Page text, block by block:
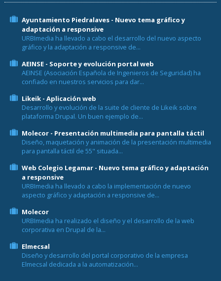
Ayuntamiento Piedralaves - Nuevo tema gráfico y
adaptación a responsive
URBImedia ha llevado a cabo el desarrollo del nuevo aspecto
gráfico y la adaptación a responsive de...
AEINSE - Soporte y evolución portal web
AEINSE (Asociación Española de Ingenieros de Seguridad) ha
confiado en nuestros servicios para dar...
Likeik - Aplicación web
Desarrollo y evolución de la suite de cliente de Likeik sobre
plataforma Drupal. Un buen ejemplo de...
Molecor - Presentación multimedia para pantalla táctil
Diseño, maquetación y animación de la presentación multimedia
para pantalla táctil de 55" situada...
Web Colegio Legamar - Nuevo tema gráfico y adaptación
a responsive
URBImedia ha llevado a cabo la implementación de nuevo
aspecto gráfico y adaptación a responsive de...
Molecor
URBImedia ha realizado el diseño y el desarrollo de la web
corporativa en Drupal de la...
Elmecsal
Diseño y desarrollo del portal corporativo de la empresa
Elmecsal dedicada a la automatización...